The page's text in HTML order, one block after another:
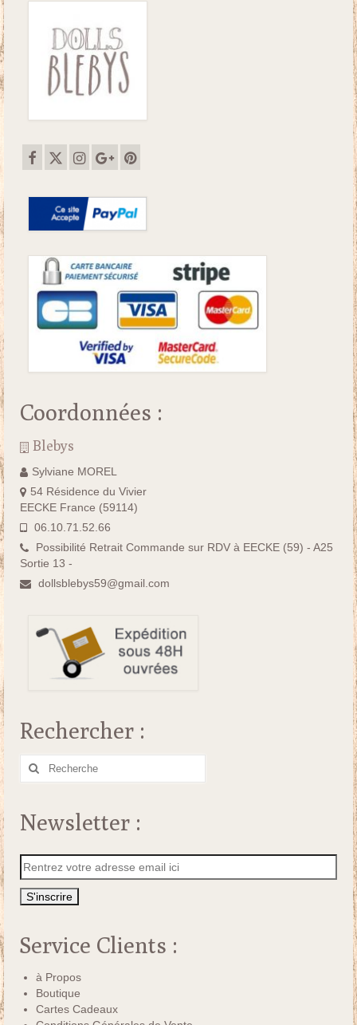
Coordonnées :
Blebys
Sylviane MOREL
54 Résidence du Vivier
EECKE France (59114)
06.10.71.52.66
Possibilité Retrait Commande sur RDV à EECKE (59) - A25
Sortie 13 -
dollsblebys59@gmail.com
Rechercher :
Rechercher
Newsletter :
Service Clients :
à Propos
Boutique
Cartes Cadeaux